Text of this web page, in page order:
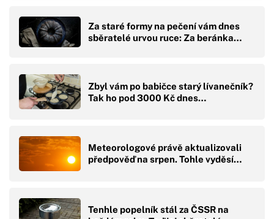
Za staré formy na pečení vám dnes
sběratelé urvou ruce: Za beránka…
Zbyl vám po babičce starý lívanečník?
Tak ho pod 3000 Kč dnes…
Meteorologové právě aktualizovali
předpověď na srpen. Tohle vyděsí…
Tenhle popelník stál za ČSSR na